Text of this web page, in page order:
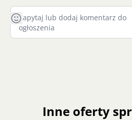
Inne oferty